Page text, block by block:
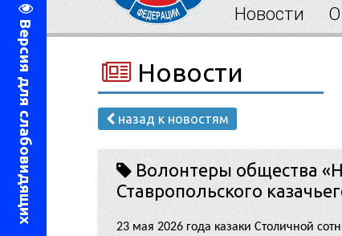
Версия для слабовидящих
Новости
Новости
назад к новостям
Волонтеры общества
Ставропольского
23 мая 2026 года казаки Столичной